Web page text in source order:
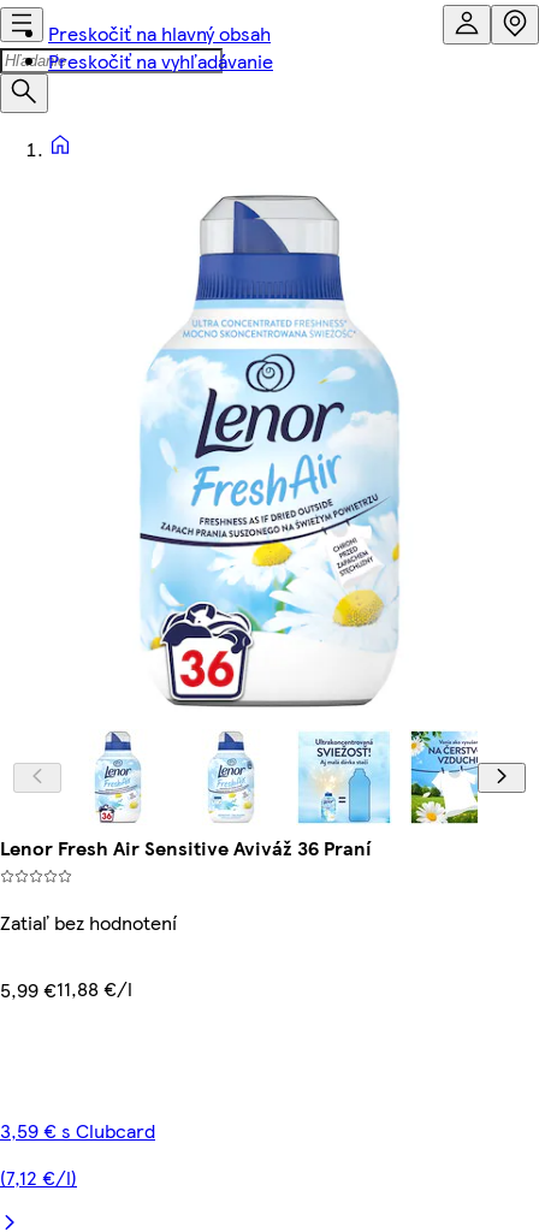
Preskočiť na hlavný obsah
Preskočiť na vyhľadávanie
Lenor Fresh Air Sensitive Aviváž 36 Praní
Zatiaľ bez hodnotení
5,99 €11,88 €/l
3,59 € s Clubcard
(7,12 €/l)